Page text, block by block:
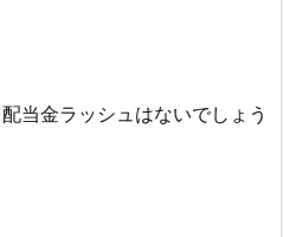
当金ラッシュはないでしょう